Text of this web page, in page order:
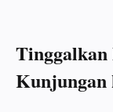
Kunjungan